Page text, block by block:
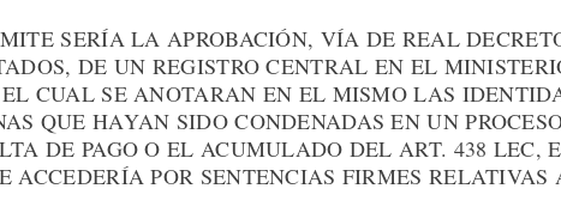
SERÍA LA APROBACIÓN, VÍA DE REAL
DE UN REGISTRO CENTRAL EN EL
CUAL SE ANOTARAN EN EL MISMO LAS
QUE HAYAN SIDO CONDENADAS EN UN
DE PAGO O EL ACUMULADO DEL ART. 438 LEC,
ACCEDERÍA POR SENTENCIAS FIRMES RELATIVAS